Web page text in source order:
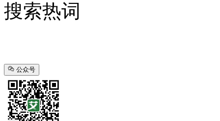
搜索热词
公众号